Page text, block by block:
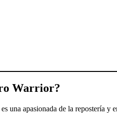
Warrior?
es una apasionada de la repostería y